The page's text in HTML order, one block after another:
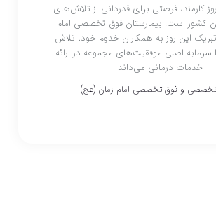
روز کارمند، فرصتی برای قدردانی از تلاش‌های
کشور است. بیمارستان فوق تخصصی امام
این روز به همکاران خدوم خود، تلاش
سرمایه اصلی موفقیت‌های مجموعه در ارائه
خدمات درمانی می‌داند
تخصصی و فوق تخصصی امام زمان (عج)